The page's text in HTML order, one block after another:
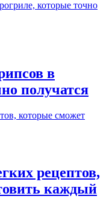
в
получатся
рецептов,
каждый